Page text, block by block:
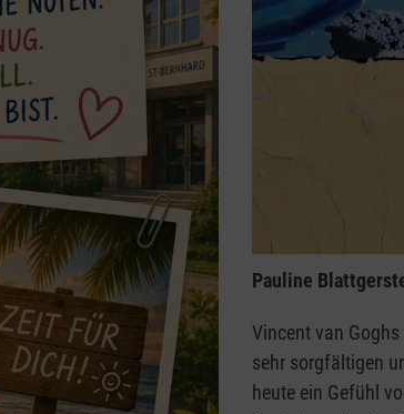
Pauline
Vincent van
sehr sorgfältigen
heute ein Gefühl